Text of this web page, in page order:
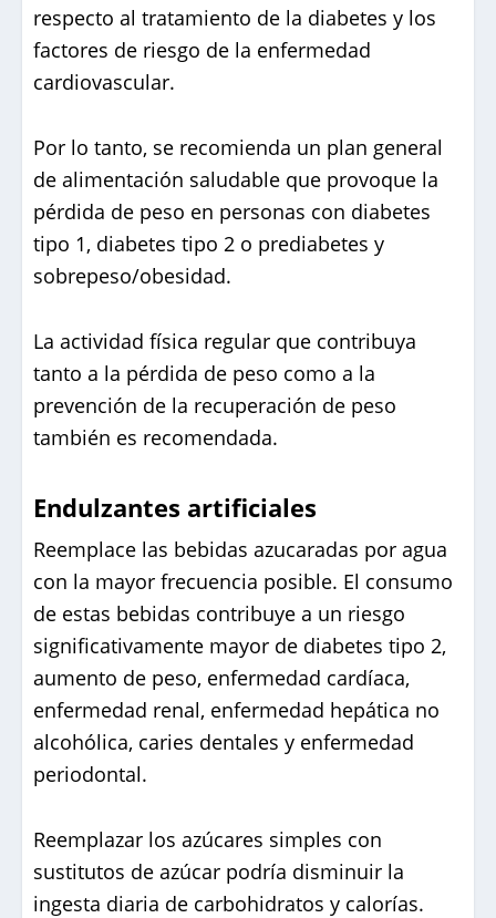
respecto al tratamiento de la diabetes y los
factores de riesgo de la enfermedad
cardiovascular.
Por lo tanto, se recomienda un plan general
de alimentación saludable que provoque la
pérdida de peso en personas con diabetes
tipo 1, diabetes tipo 2 o prediabetes y
sobrepeso/obesidad.
La actividad física regular que contribuya
tanto a la pérdida de peso como a la
prevención de la recuperación de peso
también es recomendada.
Endulzantes artificiales
Reemplace las bebidas azucaradas por agua
con la mayor frecuencia posible. El consumo
de estas bebidas contribuye a un riesgo
significativamente mayor de diabetes tipo 2,
aumento de peso, enfermedad cardíaca,
enfermedad renal, enfermedad hepática no
alcohólica, caries dentales y enfermedad
periodontal.
Reemplazar los azúcares simples con
sustitutos de azúcar podría disminuir la
ingesta diaria de carbohidratos y calorías.